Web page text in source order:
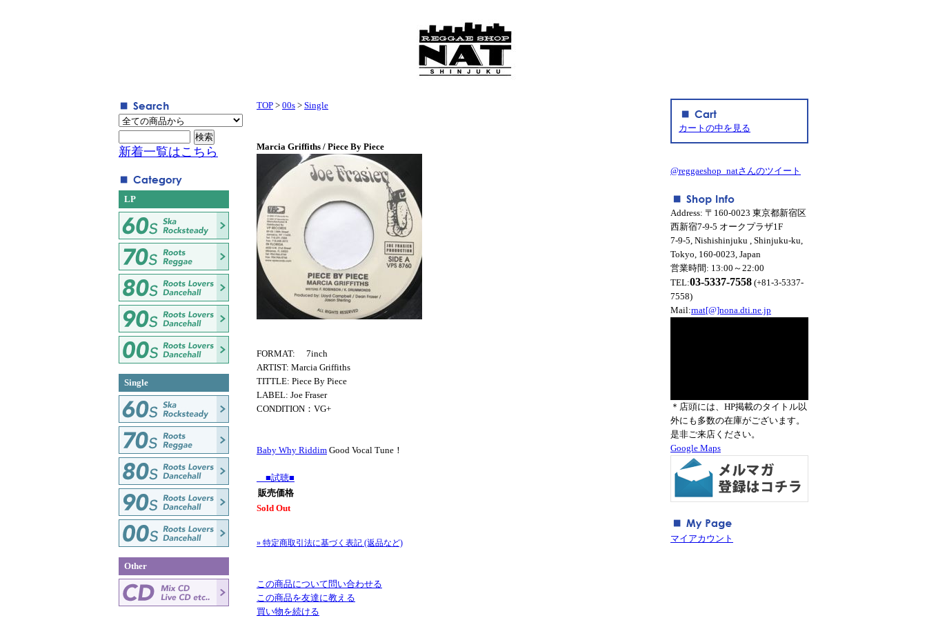
TOP > 00s > Single
Marcia Griffiths / Piece By Piece
FORMAT: 7inch
ARTIST: Marcia Griffiths
TITTLE: Piece By Piece
LABEL: Joe Fraser
CONDITION：VG+
Baby Why Riddim Good Vocal Tune！
■試聴■
販売価格
Sold Out
» 特定商取引法に基づく表記 (返品など)
この商品について問い合わせる
この商品を友達に教える
買い物を続ける
新着一覧はこちら
LP
Single
Other
カートの中を見る
@reggaeshop_natさんのツイート
Address: 〒160-0023 東京都新宿区
西新宿7-9-5 オークプラザ1F
7-9-5, Nishishinjuku , Shinjuku-ku,
Tokyo, 160-0023, Japan
営業時間: 13:00～22:00
TEL:03-5337-7558 (+81-3-5337-
7558)
Mail:rnat[@]nona.dti.ne.jp
＊店頭には、HP掲載のタイトル以
外にも多数の在庫がございます。
是非ご来店ください。
Google Maps
マイアカウント